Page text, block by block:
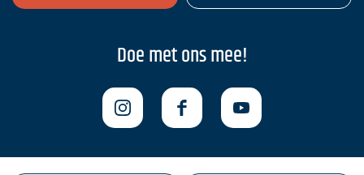
Doe met ons mee!